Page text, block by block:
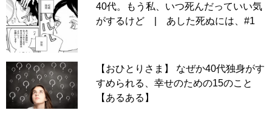
40代。もう私、いつ死んだっていい気
がするけど | あした死ぬには、#1
【おひとりさま】 なぜか40代独身がす
すめられる、幸せのための15のこと
【あるある】